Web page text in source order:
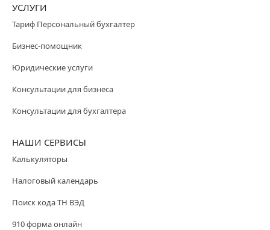
УСЛУГИ
Тариф Персональный бухгалтер
Бизнес-помощник
Юридические услуги
Консультации для бизнеса
Консультации для бухгалтера
НАШИ СЕРВИСЫ
Калькуляторы
Налоговый календарь
Поиск кода ТН ВЭД
910 форма онлайн